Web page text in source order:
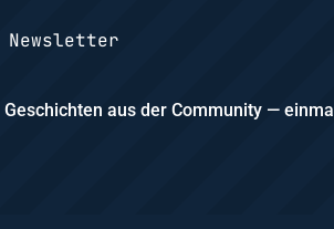
aus der Community — einmal